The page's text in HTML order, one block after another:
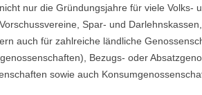
nur die Gründungsjahre für viele Volks-
Spar- und
auch für zahlreiche ländliche
Bezugs- oder
sowie auch